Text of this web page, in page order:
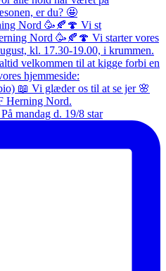
Nord 🥳🍂🍄 Vi st
mandag d. 19/8 star